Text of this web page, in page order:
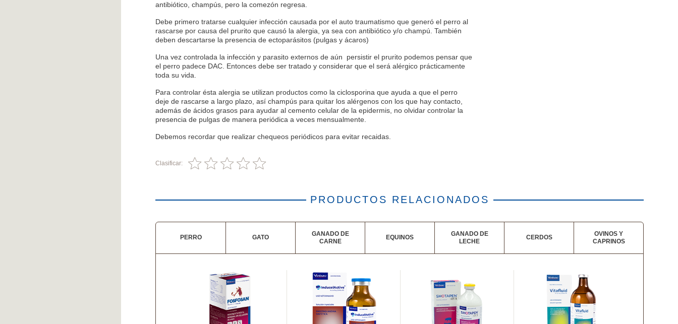
antibiótico, champús, pero la comezón regresa.
Debe primero tratarse cualquier infección causada por el auto traumatismo que generó el perro al
rascarse por causa del prurito que causó la alergia, ya sea con antibiótico y/o champú. También
deben descartarse la presencia de ectoparásitos (pulgas y ácaros)
Una vez controlada la infección y parasito externos de aún persistir el prurito podemos pensar que
el perro padece DAC. Entonces debe ser tratado y considerar que el será alérgico prácticamente
toda su vida.
Para controlar ésta alergia se utilizan productos como la ciclosporina que ayuda a que el perro
deje de rascarse a largo plazo, así champús para quitar los alérgenos con los que hay contacto,
además de ácidos grasos para ayudar al cemento celular de la epidermis, no olvidar controlar la
presencia de pulgas de manera periódica a veces mensualmente.
Debemos recordar que realizar chequeos periódicos para evitar recaidas.
Clasificar:
PRODUCTOS RELACIONADOS
PERRO GATO
GANADO DE
CARNE
EQUINOS
GANADO DE
LECHE
CERDOS
OVINOS Y
CAPRINOS